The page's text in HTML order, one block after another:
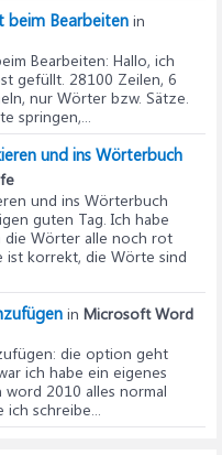
beim Bearbeiten in
Bearbeiten: Hallo, ich
gefüllt. 28100 Zeilen, 6
nur Wörter bzw. Sätze.
springen,...
und ins Wörterbuch
und ins Wörterbuch
guten Tag. Ich habe
die Wörter alle noch rot
ist korrekt, die Wörte sind
in Microsoft Word
: die option geht
ich habe ein eigenes
2010 alles normal
schreibe...